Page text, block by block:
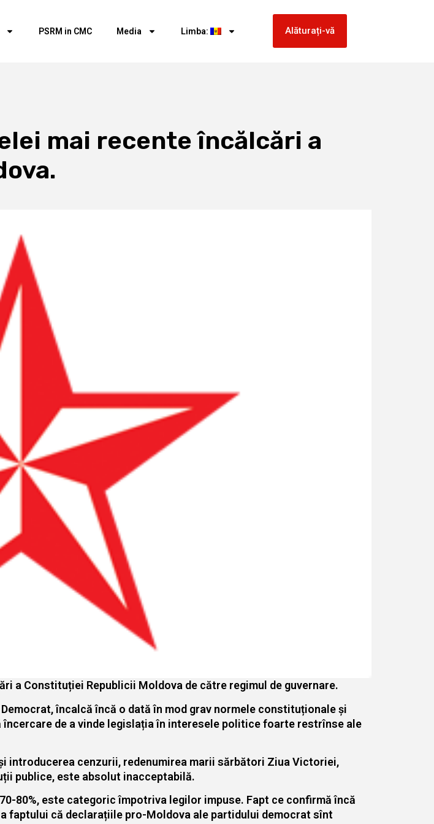
PSRM in CMC Media Limba: Alăturați-vă
mai recente încălcări a
a Constituției Republicii Moldova de către regimul de guvernare.
încalcă încă o dată în mod grav normele constituționale și
de a vinde legislația în interesele politice foarte restrînse ale
introducerea cenzurii, redenumirea marii sărbători Ziua Victoriei,
publice, este absolut inacceptabilă.
80%, este categoric împotriva legilor impuse. Fapt ce confirmă încă
faptului că declarațiile pro-Moldova ale partidului democrat sînt